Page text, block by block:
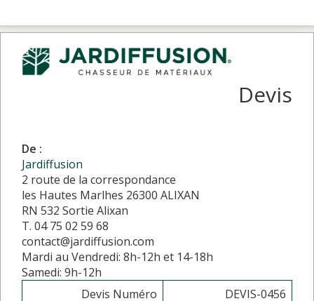
Devis
De :
Jardiffusion
2 route de la correspondance
les Hautes Marlhes 26300 ALIXAN
RN 532 Sortie Alixan
T. 04 75 02 59 68
contact@jardiffusion.com
Mardi au Vendredi: 8h-12h et 14-18h
Samedi: 9h-12h
Devis Numéro
DEVIS-0456